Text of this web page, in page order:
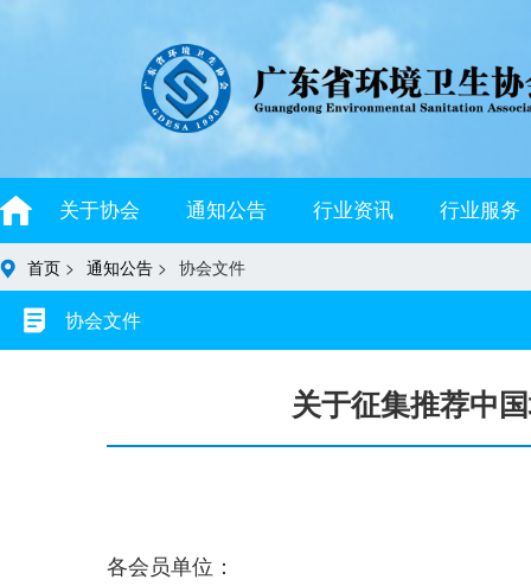
关于协会 通知公告 行业资讯 行业服务
首页 > 通知公告 > 协会文件
协会文件
关于征集推荐中
各会员单位：